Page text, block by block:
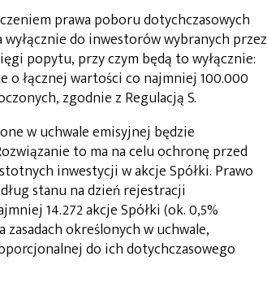
prawa poboru dotychczasowych
do inwestorów wybranych przez
popytu, przy czym będą to wyłącznie:
łącznej wartości co najmniej 100.000
zgodnie z Regulacją S.
w uchwale emisyjnej będzie
to ma na celu ochronę przed
inwestycji w akcje Spółki. Prawo
stanu na dzień rejestracji
14.272 akcje Spółki (ok. 0,5%
zasadach określonych w uchwale,
do ich dotychczasowego